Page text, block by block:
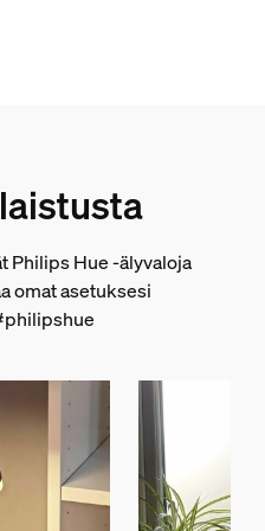
Philips Hue -älyvaloja
omat asetuksesi